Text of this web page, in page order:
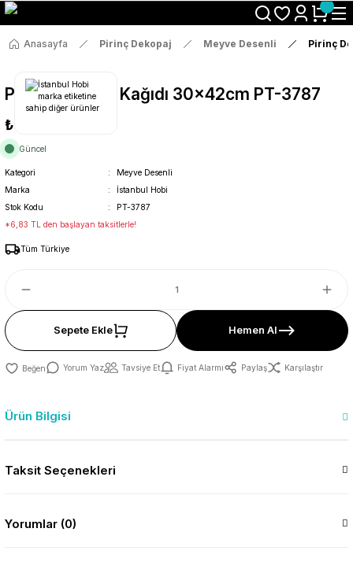
Size Özel "HG10" Koduyla Sepette Hemen %10 İndirimi Kaçırma
Anasayfa Pirinç Dekopaj Meyve Desenli Pirinç
Pirinç Dekopaj Kağıdı 30x42cm PT-3787
₺36
Güncel
Kategori
Meyve Desenli
Marka
İstanbul Hobi
Stok Kodu
PT-3787
*6,83 TL den başlayan taksitlerle!
Tüm Türkiye
Sepete Ekle Hemen Al
Yorum Yaz Tavsiye Et Fiyat Alarmı Paylaş Karşılaştır
Ürün Bilgisi
Taksit Seçenekleri
Yorumlar (0)